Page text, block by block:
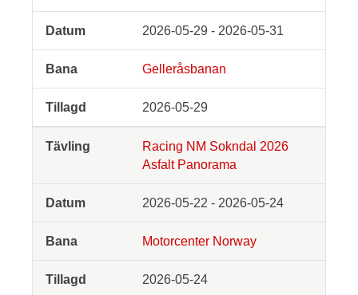
2026-05-29 - 2026-05-31
Gelleråsbanan
2026-05-29
Racing NM Sokndal 2026
Asfalt Panorama
2026-05-22 - 2026-05-24
Motorcenter Norway
2026-05-24